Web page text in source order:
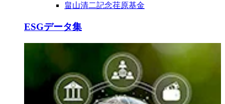
畠山清二記念荏原基金
ESGデータ集